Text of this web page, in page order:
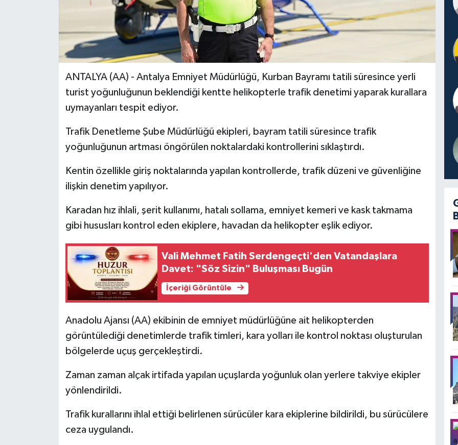
ANTALYA (AA) - Antalya Emniyet Müdürlüğü, Kurban Bayramı tatili süresince yerli
turist yoğunluğunun beklendiği kentte helikopterle trafik denetimi yaparak kurallara
uymayanları tespit ediyor.
Trafik Denetleme Şube Müdürlüğü ekipleri, bayram tatili süresince trafik
yoğunluğunun artması öngörülen noktalardaki kontrollerini sıklaştırdı.
Kentin özellikle giriş noktalarında yapılan kontrollerde, trafik düzeni ve güvenliğine
ilişkin denetim yapılıyor.
Karadan hız ihlali, şerit kullanımı, hatalı sollama, emniyet kemeri ve kask takmama
gibi hususları kontrol eden ekiplere, havadan da helikopter eşlik ediyor.
Vali Mehmet Fatih Serdengeçti'den Vatandaşlara
Davet: "Söz Sizin" Buluşması Bugün
İçeriği Görüntüle
Anadolu Ajansı (AA) ekibinin de emniyet müdürlüğüne ait helikopterden
görüntülediği denetimlerde trafik timleri, kara yolları ile kontrol noktası oluşturulan
bölgelerde uçuş gerçekleştirdi.
Zaman zaman alçak irtifada yapılan uçuşlarda yoğunluk olan yerlere takviye ekipler
yönlendirildi.
Trafik kurallarını ihlal ettiği belirlenen sürücüler kara ekiplerine bildirildi, bu sürücülere
ceza uygulandı.